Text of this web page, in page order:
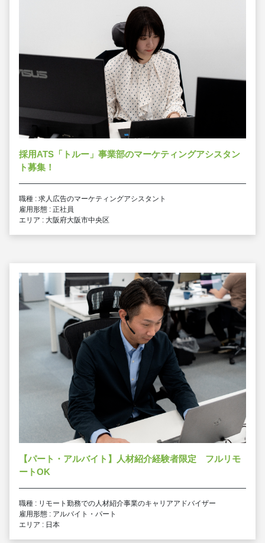
採用ATS「トルー」事業部のマーケティングアシスタン
ト募集！
職種 : 求人広告のマーケティングアシスタント
雇用形態 : 正社員
エリア : 大阪府大阪市中央区
【パート・アルバイト】人材紹介経験者限定 フルリモ
ートOK
職種 : リモート勤務での人材紹介事業のキャリアアドバイザー
雇用形態 : アルバイト・パート
エリア : 日本